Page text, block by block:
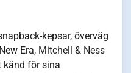
kepsar, överväg
Era, Mitchell & Ness
känd för sina